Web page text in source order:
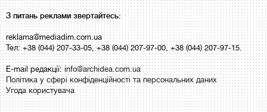
З питань реклами звертайтесь:
reklama@mediadim.com.ua
Тел: +38 (044) 207-33-05, +38 (044) 207-97-00, +38 (044) 207-97-15.
E-mail редакції:info@archidea.com.ua
Політика у сфері конфіденційності та персональних даних
Угода користувача